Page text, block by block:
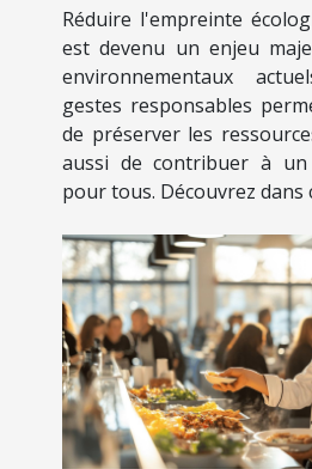
Réduire l'empreinte
est devenu un enjeu
environnementaux
gestes responsables
de préserver les
aussi de contribuer à
pour tous. Découvrez dans